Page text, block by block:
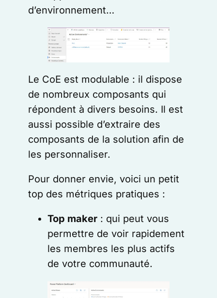
d’environnement…
Le CoE est modulable : il dispose
de nombreux composants qui
répondent à divers besoins. Il est
aussi possible d’extraire des
composants de la solution afin de
les personnaliser.
Pour donner envie, voici un petit
top des métriques pratiques :
Top maker : qui peut vous
permettre de voir rapidement
les membres les plus actifs
de votre communauté.